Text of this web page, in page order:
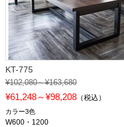
KT-775
¥102,080～¥163,680
¥61,248～¥98,208（税込）
カラー3色
W600・1200